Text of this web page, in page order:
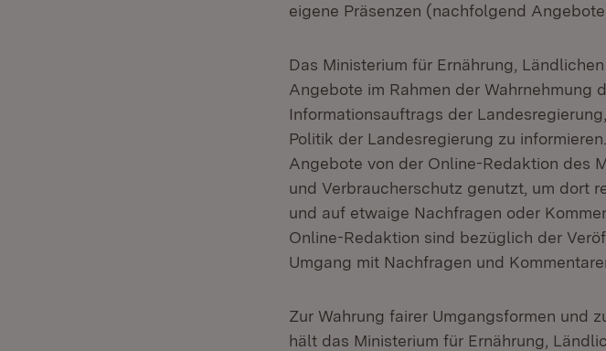
eigene Präsenzen (nachfolgend
Das Ministerium für Ernährung,
Angebote im Rahmen der Wahrnehmung
Informationsauftrags der
Politik der Landesregierung zu
Angebote von der Online-Redaktion des
und Verbraucherschutz genutzt, um dort
und auf etwaige Nachfragen oder
Online-Redaktion sind bezüglich der
Umgang mit Nachfragen und
Zur Wahrung fairer Umgangsformen und
hält das Ministerium für Ernährung,